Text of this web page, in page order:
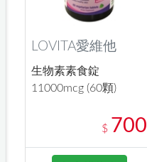
LOVITA愛維他
生物素素食錠
11000mcg (60顆)
$ 700